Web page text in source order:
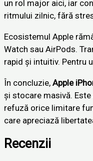
un rol major aici, iar
ritmului zilnic, fără
Ecosistemul Apple
Watch sau AirPods.
rapid și intuitiv. Pentru
În concluzie, Apple
și stocare masivă.
refuză orice limitare
care apreciază
Recenzii